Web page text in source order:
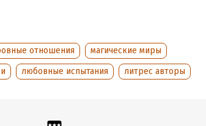
2023 отношения
магические миры
любовные испытания литрес авторы